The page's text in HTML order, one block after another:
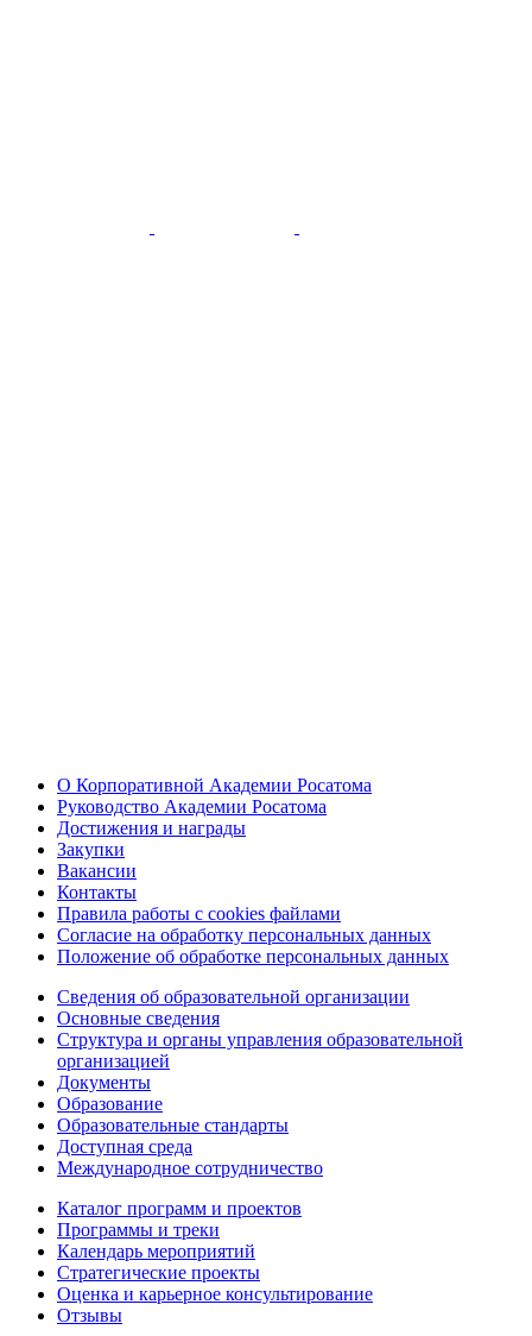
О Корпоративной Академии Росатома
Руководство Академии Росатома
Достижения и награды
Закупки
Вакансии
Контакты
Правила работы с cookies файлами
Согласие на обработку персональных данных
Положение об обработке персональных данных
Сведения об образовательной организации
Основные сведения
Структура и органы управления образовательной
организацией
Документы
Образование
Образовательные стандарты
Доступная среда
Международное сотрудничество
Каталог программ и проектов
Программы и треки
Календарь мероприятий
Стратегические проекты
Оценка и карьерное консультирование
Отзывы